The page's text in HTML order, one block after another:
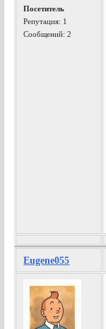
Посетитель
Репутация: 1
Сообщений: 2
Eugene055